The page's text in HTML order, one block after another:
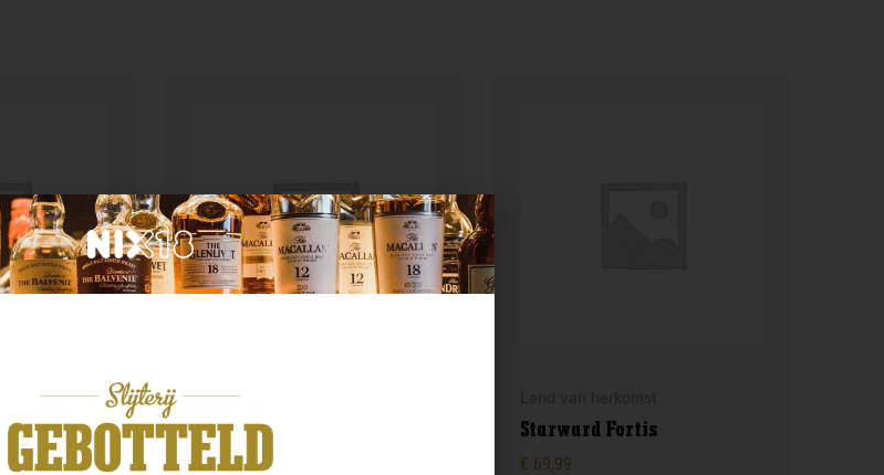
Chichibu Ichiros malt &
grain
59,99
Starward Fortis
€ 69,99